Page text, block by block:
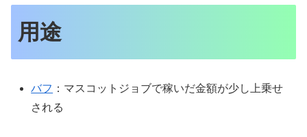
用途
バフ ： マスコットジョブで稼いだ金額が少し上乗せ
される